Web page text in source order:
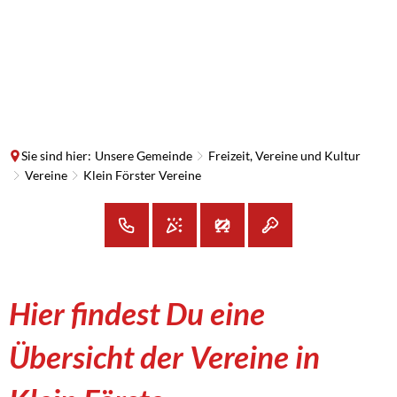
Sie sind hier: Unsere Gemeinde
Freizeit, Vereine und Kultur
Vereine
Klein Förster Vereine
Klein
Förster
Hier findest Du eine
Übersicht der Vereine in